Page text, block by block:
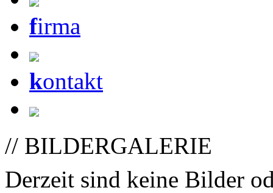
firma
kontakt
// BILDERGALERIE
Derzeit sind keine Bilder